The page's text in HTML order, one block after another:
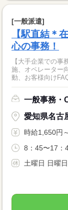
[一般派遣]
【駅直結＊
心の事務！
【大手企業での
施、オペレーター
動、お客様向け
一般事務・
愛知県名古
時給1,650円～
8：45〜17：
土曜日 日曜